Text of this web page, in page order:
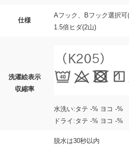
仕様
Aフック、Bフック選択
1.5倍ヒダ(2山)
洗濯絵表示
収縮率
水洗い:タテ -% ヨコ -%
ドライ:タテ -% ヨコ -%
脱水は30秒以内